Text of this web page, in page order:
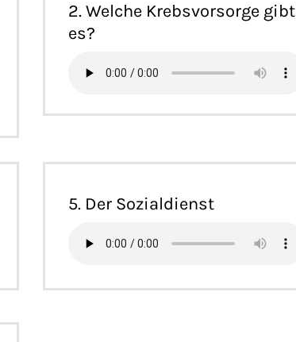
2. Welche Krebsvorsorge gibt
es?
5. Der Sozialdienst